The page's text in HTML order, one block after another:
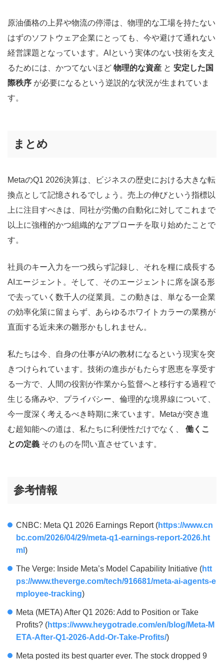
原油価格の上昇や物流の停滞は、物理的な工場を持たない
はずのソフトウェア企業にとっても、今や避けて通れない
経営課題となっています。AIという実体のない技術を支え
るためには、かつてないほど 物理的な資産 と 安定した国
際秩序 が必要になるという逆説的な状況が生まれていま
す。
まとめ
MetaのQ1 2026決算は、ビジネスの歴史における大きな転
換点として記憶されるでしょう。売上の伸びという指標以
上に注目すべきは、同社が労働の自動化に対してこれまで
以上に強権的かつ組織的なアプローチを取り始めたことで
す。
社員のキー入力を一つ残らず記録し、それを糧に成長する
AIエージェント。そして、そのエージェントに席を譲る形
で去っていく数千人の従業員。この動きは、単なる一企業
の効率化策に留まらず、あらゆるホワイトカラーの業務が
直面する近未来の雛形かもしれません。
私たちは今、自身の仕事がAIの教材になるという現実を突
きつけられています。技術の進歩がもたらす恩恵を享受す
る一方で、人間の役割が作業から監督へと移行する過程で
生じる痛みや、プライバシー、倫理的な境界線について、
今一度深く考えるべき時期に来ています。Metaが突き進
む超知能への道は、私たちに利便性だけでなく、 働くこ
との定義 そのものを問い直させています。
参考情報
CNBC: Meta Q1 2026 Earnings Report (https://www.cn
bc.com/2026/04/29/meta-q1-earnings-report-2026.ht
ml )
The Verge: Inside Meta’s Model Capability Initiative (htt
ps://www.theverge.com/tech/916681/meta-ai-agents-e
mployee-tracking)
Meta (META) After Q1 2026: Add to Position or Take
Profits? (https://www.heygotrade.com/en/blog/Meta-M
ETA-After-Q1-2026-Add-Or-Take-Profits/)
Meta posted its best quarter ever. The stock dropped 9